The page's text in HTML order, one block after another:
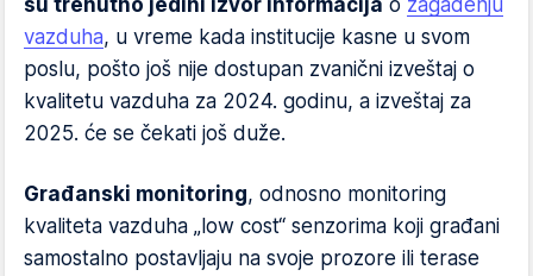
vazduha, u vreme kada institucije kasne u svom
poslu, pošto još nije dostupan zvanični izveštaj o
kvalitetu vazduha za 2024. godinu, a izveštaj za
2025. će se čekati još duže.
Građanski monitoring, odnosno monitoring
kvaliteta vazduha „low cost“ senzorima koji građani
samostalno postavljaju na svoje prozore ili terase